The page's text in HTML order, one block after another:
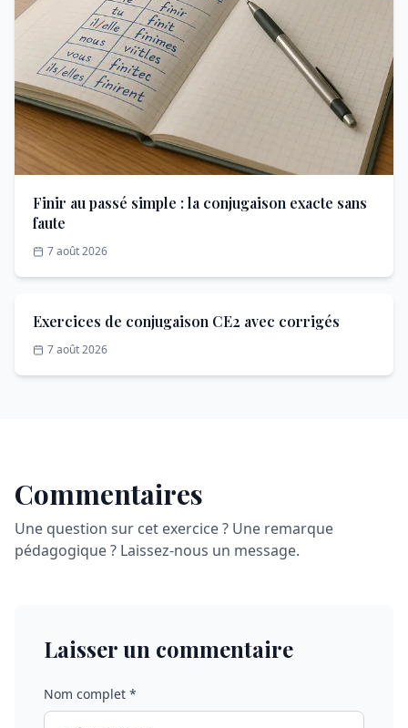
Finir au passé simple : la conjugaison exacte sans
faute
7 août 2026
Exercices de conjugaison CE2 avec corrigés
7 août 2026
Commentaires
Une question sur cet exercice ? Une remarque
pédagogique ? Laissez-nous un message.
Laisser un commentaire
Nom complet *